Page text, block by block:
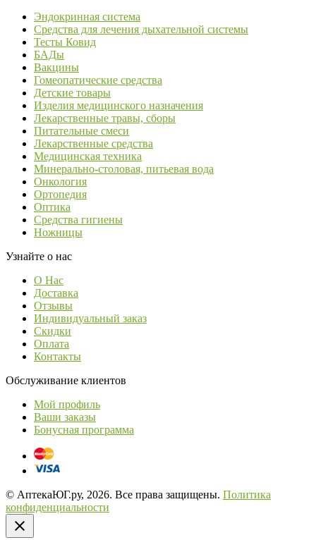
Эндокринная система
Средства для лечения дыхательной системы
Тесты Ковид
БАДы
Вакцины
Гомеопатические средства
Детские товары
Изделия медицинского назначения
Лекарственные травы, сборы
Питательные смеси
Лекарственные средства
Медицинская техника
Минерально-столовая, питьевая вода
Онкология
Ортопедия
Оптика
Средства гигиены
Ножницы
Узнайте о нас
О Нас
Доставка
Отзывы
Индивидуальный заказ
Скидки
Оплата
Контакты
Обслуживание клиентов
Мой профиль
Ваши заказы
Бонусная программа
© АптекаЮГ.ру, 2026. Все права защищены. Политика
конфиденциальности